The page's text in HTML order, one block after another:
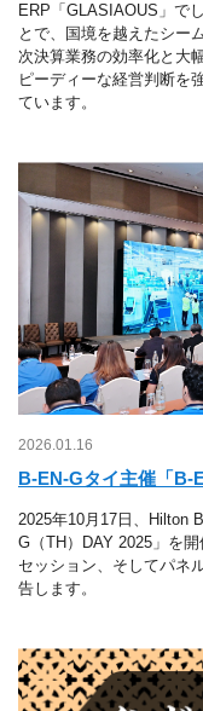
ERP「GLASIAOUS」で
とで、国境を越えたシー
次決算業務の効率化と大
ピーディーな経営判断を
ています。
2026.01.16
B-EN-Gタイ主催「B-
2025年10月17日、Hilton
G（TH）DAY 2025」を
セッション、そしてパネ
告します。